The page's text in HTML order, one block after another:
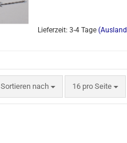
Lieferzeit: 3-4 Tage
Sortieren nach 16 pro Seite